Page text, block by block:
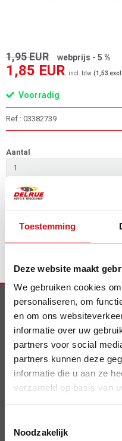
Toestemming
Deze website maakt
We gebruiken cookies
personaliseren, om
en om ons
informatie over uw
partners voor social
partners kunnen deze
informatie die u aan ze
verzameld op basis van
Noodzakelijk
1,95 EUR webprijs - 5 %
1,85 EUR incl. btw (1,53
Voorradig
Ref.: 03382739
Aantal
in winkelwagen
Info
Nieuw op de website
Shell smeermiddelen
Contact
Delrue Cataloog
Offerte betalen